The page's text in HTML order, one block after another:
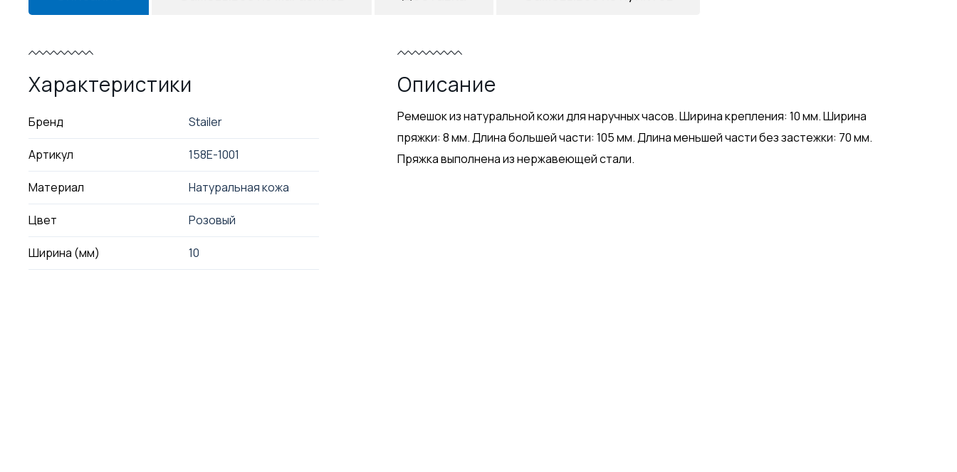
Характеристики
Бренд Stailer
Артикул 158E-1001
Материал Натуральная кожа
Цвет Розовый
Ширина (мм) 10
Описание
Ремешок из натуральной кожи для наручных часов. Ширина крепления: 10 мм. Ширина
пряжки: 8 мм. Длина большей части: 105 мм. Длина меньшей части без застежки: 70 мм.
Пряжка выполнена из нержавеющей стали.